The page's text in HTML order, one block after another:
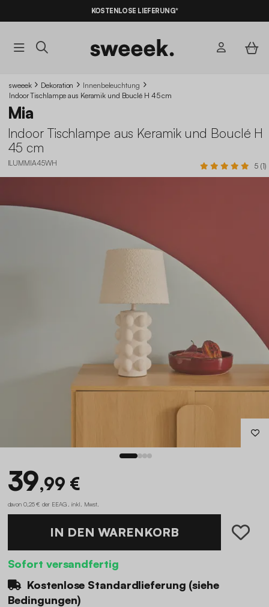
KOSTENLOSE LIEFERUNG*
sweeek Dekoration
Innenbeleuchtung
Indoor Tischlampe aus Keramik und Bouclé H 45 cm
Mia
Indoor Tischlampe aus Keramik und Bouclé H
45 cm
ILUMMIA45WH 5 (1)
39,99 €
davon 0,25 € der EEAG . inkl. Mwst.
IN DEN WARENKORB
Sofort versandfertig
Kostenlose Standardlieferung (siehe
Bedingungen)